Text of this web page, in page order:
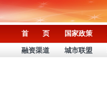
首 页 国家政策
融资渠道 城市联盟